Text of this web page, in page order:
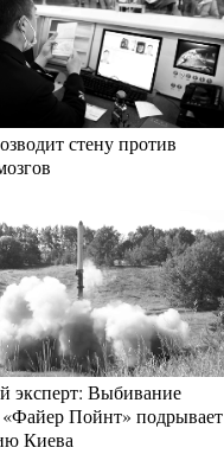
стену против
эксперт: Выбивание
«Файер Пойнт» подрывает
Киева